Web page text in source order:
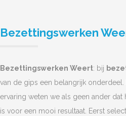
Bezettingswerken
Bezettingswerken Weert: bij
van de gips een belangrijk
ervaring weten we als geen ander
is voor een mooi resultaat. Eerst